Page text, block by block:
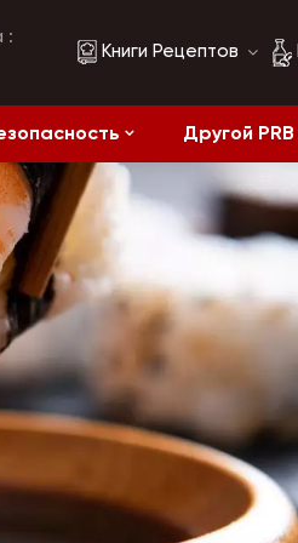
:
Книги Рецептов
Рецепты
Здоровое питание
Другой PRB